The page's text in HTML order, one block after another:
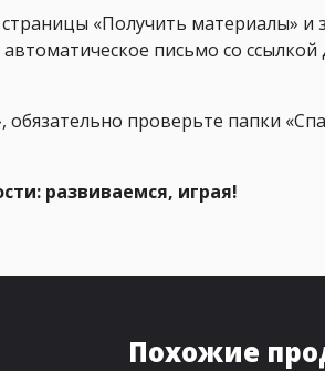
«Получить материалы» и
письмо со ссылкой
проверьте папки
развиваемся, играя!
Похожие